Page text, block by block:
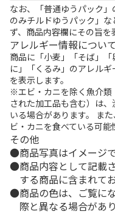
なお、「普通ゆうパック
のみチルドゆうパック」
ず、商品内容欄にその旨を
アレルギー情報について
商品に「小麦」「そば」
に」「くるみ」のアレル
を表示します。
※エビ・カニを除く魚介類
された加工品も含む）は
いる場合があります。 ま
ビ・カニを食べている可能
その他
商品写真はイメージで
商品内容として記載
する商品に含まれて
商品の色は、ご覧に
際と異なる場合があり